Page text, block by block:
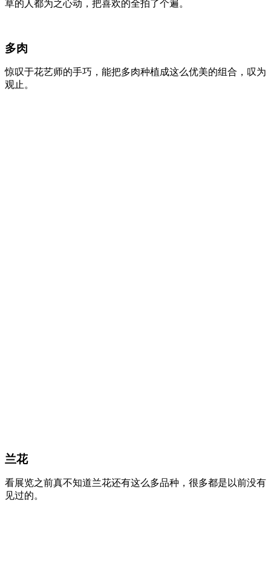
草的人都为之心动，把喜欢的全拍了个遍。
多肉
惊叹于花艺师的手巧，能把多肉种植成这么优美的组合，叹为
观止。
兰花
看展览之前真不知道兰花还有这么多品种，很多都是以前没有
见过的。